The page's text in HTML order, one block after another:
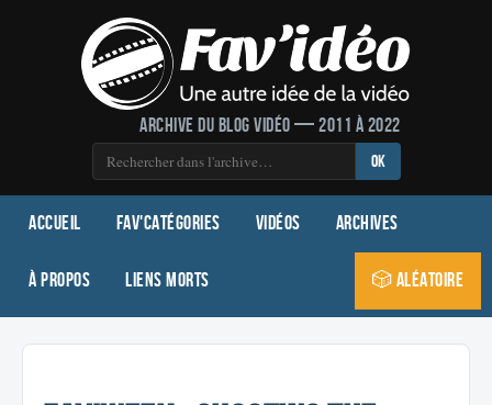
Archive du blog vidéo — 2011 à 2022
OK
Accueil Fav'Catégories Vidéos Archives
À propos Liens morts 🎲 Aléatoire